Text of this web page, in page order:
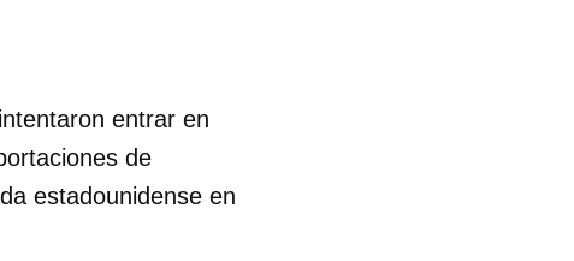
entrar en
de
estadounidense en